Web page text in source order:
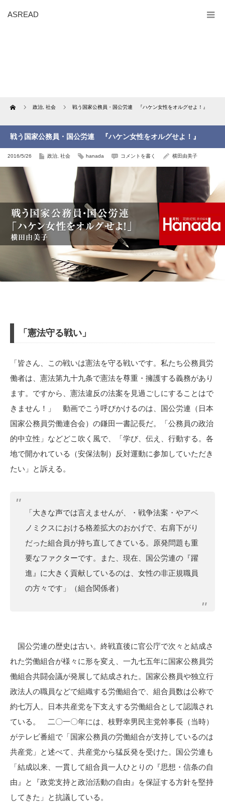
ASREAD
Home 政治 社会 戦う国家公務員・国公労連 『ハケン女性をオルグせよ！』
戦う国家公務員・国公労連 『ハケン女性をオルグせよ！』
2016/5/26 政治 社会 hanada コメントを書く 横田由美子
「憲法守る戦い」
「皆さん、この戦いは憲法を守る戦いです。私たち公務員労
働者は、憲法第九十九条で憲法を尊重・擁護する義務があり
ます。ですから、憲法違反の法案を見過ごしにすることはで
きません！」 動画でこう呼びかけるのは、国公労連（日本
国家公務員労働連合会）の鎌田一書記長だ。「公務員の政治
的中立性」などどこ吹く風で、「学び、伝え、行動する。各
地で開かれている（安保法制）反対運動に参加していただき
たい」と訴える。
「大きな声では言えませんが、・戦争法案・やアベ
ノミクスにおける格差拡大のおかげで、右肩下がり
だった組合員が持ち直してきている。原発問題も重
要なファクターです。また、現在、国公労連の『躍
進』に大きく貢献しているのは、女性の非正規職員
の方々です」（組合関係者）
国公労連の歴史は古い。終戦直後に官公庁で次々と結成さ
れた労働組合が様々に形を変え、一九七五年に国家公務員労
働組合共闘会議が発展して結成された。国家公務員や独立行
政法人の職員などで組織する労働組合で、組合員数は公称で
約七万人。日本共産党を下支えする労働組合として認識され
ている。 二〇一〇年には、枝野幸男民主党幹事長（当時）
がテレビ番組で「国家公務員の労働組合が支持しているのは
共産党」と述べて、共産党から猛反発を受けた。国公労連も
「結成以来、一貫して組合員一人ひとりの『思想・信条の自
由』と『政党支持と政治活動の自由』を保証する方針を堅持
してきた」と抗議している。